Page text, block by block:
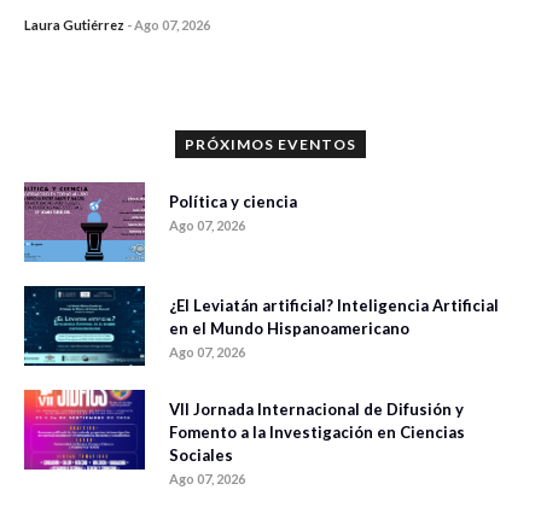
Laura Gutiérrez -Ago 07, 2026
PRÓXIMOS EVENTOS
Política y ciencia
Ago 07, 2026
¿El Leviatán artificial? Inteligencia Artificial
en el Mundo Hispanoamericano
Ago 07, 2026
VII Jornada Internacional de Difusión y
Fomento a la Investigación en Ciencias
Sociales
Ago 07, 2026